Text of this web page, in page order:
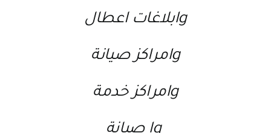
lgبلاغات اعطال
lgمراكز صيانة
lgمراكز خدمة